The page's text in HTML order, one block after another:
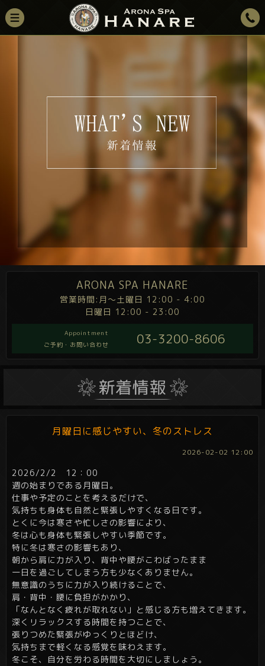
ARONA SPA HANARE
営業時間:月～土曜日 12:00 - 4:00
日曜日 12:00 - 23:00
Appointment
ご予約・お問い合わせ
03-3200-8606
月曜日に感じやすい、冬のストレス
2026-02-02 12:00
2026/2/2 12：00
週の始まりである月曜日。
仕事や予定のことを考えるだけで、
気持ちも身体も自然と緊張しやすくなる日です。
とくに今は寒さや忙しさの影響により、
冬は心も身体も緊張しやすい季節です。
特に冬は寒さの影響もあり、
朝から肩に力が入り、背中や腰がこわばったまま
一日を過ごしてしまう方も少なくありません。
無意識のうちに力が入り続けることで、
肩・背中・腰に負担がかかり、
「なんとなく疲れが取れない」と感じる方も増えてきます。
深くリラックスする時間を持つことで、
張りつめた緊張がゆっくりとほどけ、
気持ちまで軽くなる感覚を味わえます。
冬こそ、自分を労わる時間を大切にしましょう。